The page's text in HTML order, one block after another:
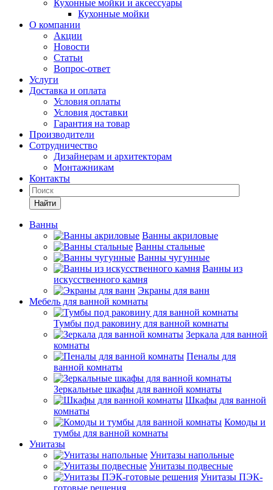
Кухонные мойки и аксессуары
Кухонные мойки
О компании
Акции
Новости
Статьи
Вопрос-ответ
Услуги
Доставка и оплата
Условия оплаты
Условия доставки
Гарантия на товар
Производители
Сотрудничество
Дизайнерам и архитекторам
Монтажникам
Контакты
Найти
Ванны
Ванны акриловые
Ванны стальные
Ванны чугунные
Ванны из
искусственного камня
Экраны для ванн
Мебель для ванной комнаты
Тумбы под раковину для ванной комнаты
Зеркала для ванной
комнаты
Пеналы для
ванной комнаты
Зеркальные шкафы для ванной комнаты
Шкафы для ванной
комнаты
Комоды и
тумбы для ванной комнаты
Унитазы
Унитазы напольные
Унитазы подвесные
Унитазы ПЭК-
готовые решения